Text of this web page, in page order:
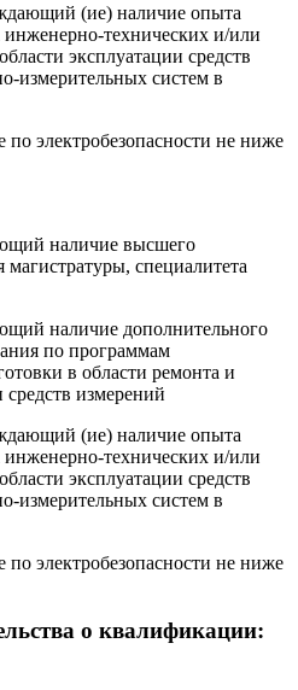
(ие) наличие опыта
инженерно-технических и/или
эксплуатации средств
измерительных систем в
по электробезопасности не ниже
наличие высшего
специалитета
наличие дополнительного
по программам
в области ремонта и
измерений
(ие) наличие опыта
инженерно-технических и/или
эксплуатации средств
измерительных систем в
по электробезопасности не ниже
о квалификации: